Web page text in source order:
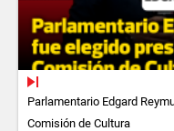
Parlamentario Edgard
Comisión de Cultura